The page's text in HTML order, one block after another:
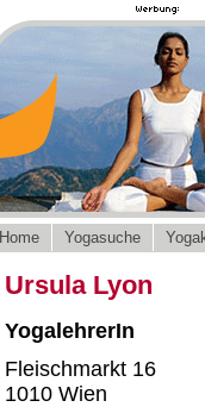
Home Yogasuche
Ursula Lyon
YogalehrerIn
Fleischmarkt 16
1010 Wien